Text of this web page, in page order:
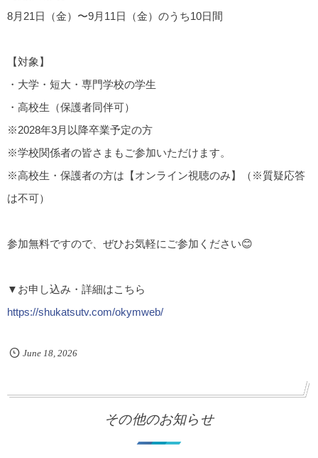
8月21日（金）〜9月11日（金）のうち10日間
【対象】
・大学・短大・専門学校の学生
・高校生（保護者同伴可）
※2028年3月以降卒業予定の方
※学校関係者の皆さまもご参加いただけます。
※高校生・保護者の方は【オンライン視聴のみ】（※質疑応答
は不可）
参加無料ですので、ぜひお気軽にご参加ください😊
▼お申し込み・詳細はこちら
https://shukatsutv.com/okymweb/
June 18, 2026
その他のお知らせ